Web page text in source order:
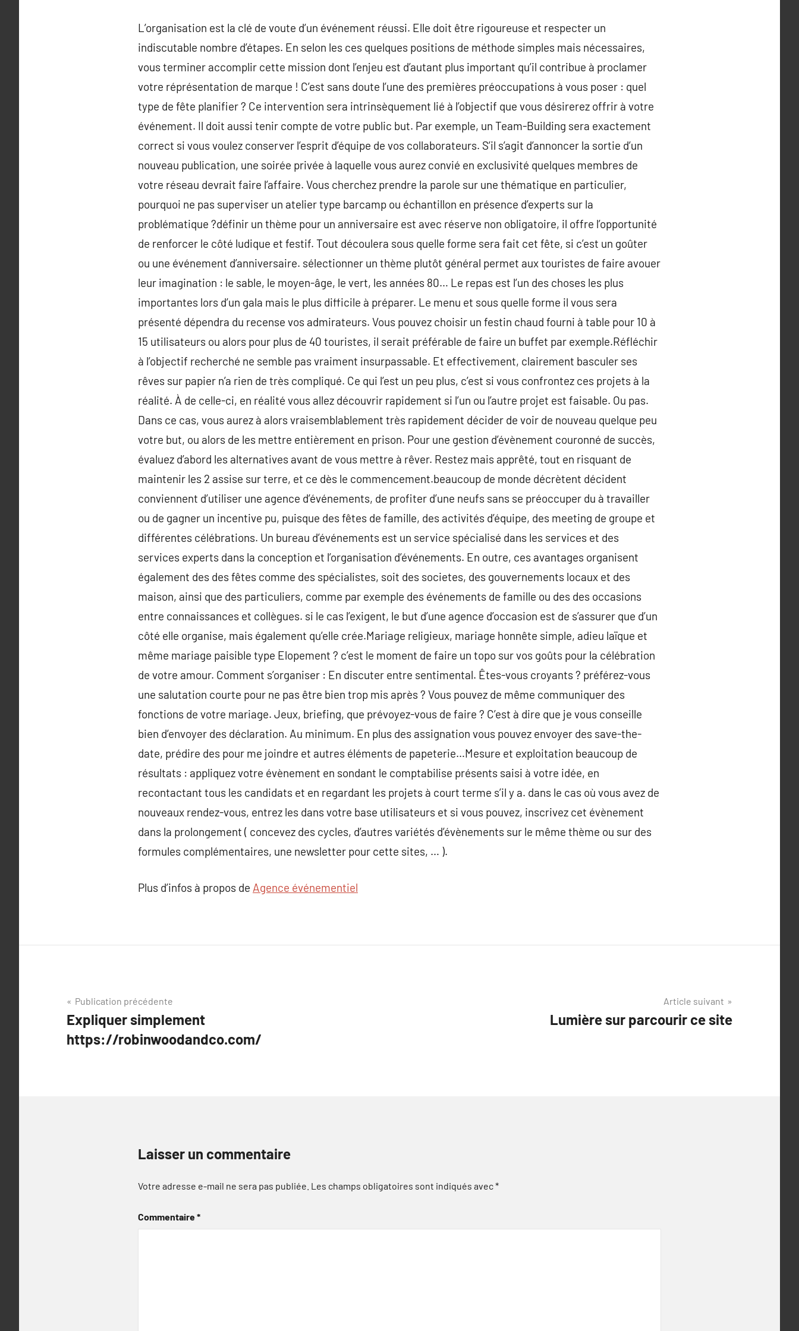
L’organisation est la clé de voute d’un événement réussi. Elle doit être rigoureuse et respecter un
indiscutable nombre d’étapes. En selon les ces quelques positions de méthode simples mais nécessaires,
vous terminer accomplir cette mission dont l’enjeu est d’autant plus important qu’il contribue à proclamer
votre réprésentation de marque ! C’est sans doute l’une des premières préoccupations à vous poser : quel
type de fête planifier ? Ce intervention sera intrinsèquement lié à l’objectif que vous désirerez offrir à votre
événement. Il doit aussi tenir compte de votre public but. Par exemple, un Team-Building sera exactement
correct si vous voulez conserver l’esprit d’équipe de vos collaborateurs. S’il s’agit d’annoncer la sortie d’un
nouveau publication, une soirée privée à laquelle vous aurez convié en exclusivité quelques membres de
votre réseau devrait faire l’affaire. Vous cherchez prendre la parole sur une thématique en particulier,
pourquoi ne pas superviser un atelier type barcamp ou échantillon en présence d’experts sur la
problématique ?définir un thème pour un anniversaire est avec réserve non obligatoire, il offre l’opportunité
de renforcer le côté ludique et festif. Tout découlera sous quelle forme sera fait cet fête, si c’est un goûter
ou une événement d’anniversaire. sélectionner un thème plutôt général permet aux touristes de faire avouer
leur imagination : le sable, le moyen-âge, le vert, les années 80… Le repas est l’un des choses les plus
importantes lors d’un gala mais le plus difficile à préparer. Le menu et sous quelle forme il vous sera
présenté dépendra du recense vos admirateurs. Vous pouvez choisir un festin chaud fourni à table pour 10 à
15 utilisateurs ou alors pour plus de 40 touristes, il serait préférable de faire un buffet par exemple.Réfléchir
à l’objectif recherché ne semble pas vraiment insurpassable. Et effectivement, clairement basculer ses
rêves sur papier n’a rien de très compliqué. Ce qui l’est un peu plus, c’est si vous confrontez ces projets à la
réalité. À de celle-ci, en réalité vous allez découvrir rapidement si l’un ou l’autre projet est faisable. Ou pas.
Dans ce cas, vous aurez à alors vraisemblablement très rapidement décider de voir de nouveau quelque peu
votre but, ou alors de les mettre entièrement en prison. Pour une gestion d’évènement couronné de succès,
évaluez d’abord les alternatives avant de vous mettre à rêver. Restez mais apprêté, tout en risquant de
maintenir les 2 assise sur terre, et ce dès le commencement.beaucoup de monde décrètent décident
conviennent d’utiliser une agence d’événements, de profiter d’une neufs sans se préoccuper du à travailler
ou de gagner un incentive pu, puisque des fêtes de famille, des activités d’équipe, des meeting de groupe et
différentes célébrations. Un bureau d’événements est un service spécialisé dans les services et des
services experts dans la conception et l’organisation d’événements. En outre, ces avantages organisent
également des des fêtes comme des spécialistes, soit des societes, des gouvernements locaux et des
maison, ainsi que des particuliers, comme par exemple des événements de famille ou des des occasions
entre connaissances et collègues. si le cas l’exigent, le but d’une agence d’occasion est de s’assurer que d’un
côté elle organise, mais également qu’elle crée.Mariage religieux, mariage honnête simple, adieu laïque et
même mariage paisible type Elopement ? c’est le moment de faire un topo sur vos goûts pour la célébration
de votre amour. Comment s’organiser : En discuter entre sentimental. Êtes-vous croyants ? préférez-vous
une salutation courte pour ne pas être bien trop mis après ? Vous pouvez de même communiquer des
fonctions de votre mariage. Jeux, briefing, que prévoyez-vous de faire ? C’est à dire que je vous conseille
bien d’envoyer des déclaration. Au minimum. En plus des assignation vous pouvez envoyer des save-the-
date, prédire des pour me joindre et autres éléments de papeterie…Mesure et exploitation beaucoup de
résultats : appliquez votre évènement en sondant le comptabilise présents saisi à votre idée, en
recontactant tous les candidats et en regardant les projets à court terme s’il y a. dans le cas où vous avez de
nouveaux rendez-vous, entrez les dans votre base utilisateurs et si vous pouvez, inscrivez cet évènement
dans la prolongement ( concevez des cycles, d’autres variétés d’évènements sur le même thème ou sur des
formules complémentaires, une newsletter pour cette sites, … ).
Plus d’infos à propos de Agence événementiel
Navigation
de
l’article
Publication précédente
Expliquer simplement
https://robinwoodandco.com/
Article suivant
Lumière sur parcourir ce site
Laisser un commentaire
Votre adresse e-mail ne sera pas publiée. Les champs obligatoires sont indiqués avec*
Commentaire*